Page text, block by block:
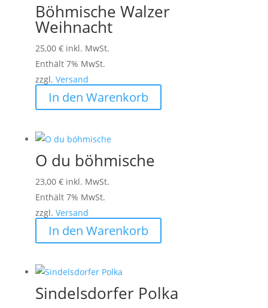
Böhmische Walzer
Weihnacht
25,00 € inkl. MwSt.
Enthält 7% MwSt.
zzgl. Versand
In den Warenkorb
O du böhmische
23,00 € inkl. MwSt.
Enthält 7% MwSt.
zzgl. Versand
In den Warenkorb
Sindelsdorfer Polka